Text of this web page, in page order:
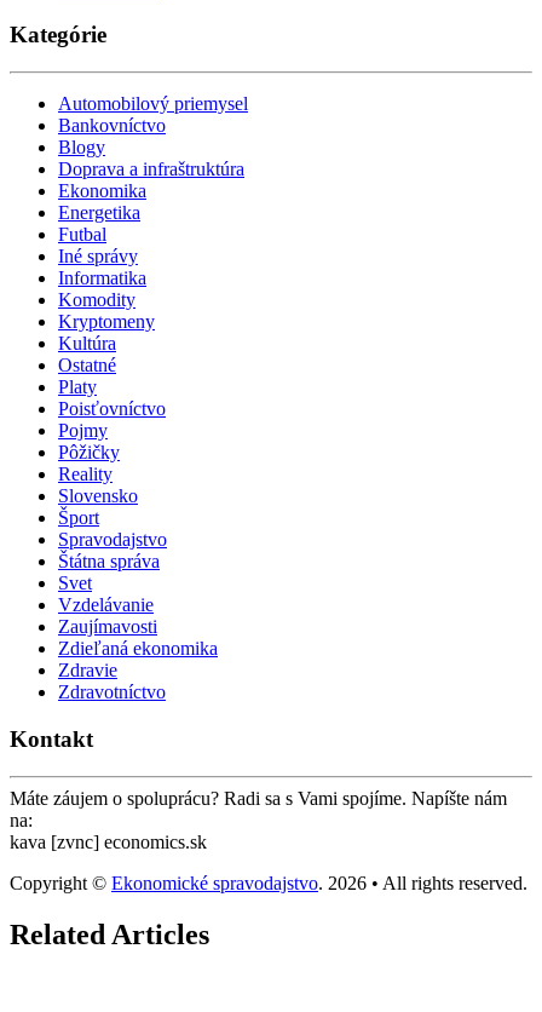
Kategórie
Automobilový priemysel
Bankovníctvo
Blogy
Doprava a infraštruktúra
Ekonomika
Energetika
Futbal
Iné správy
Informatika
Komodity
Kryptomeny
Kultúra
Ostatné
Platy
Poisťovníctvo
Pojmy
Pôžičky
Reality
Slovensko
Šport
Spravodajstvo
Štátna správa
Svet
Vzdelávanie
Zaujímavosti
Zdieľaná ekonomika
Zdravie
Zdravotníctvo
Kontakt
Máte záujem o spoluprácu? Radi sa s Vami spojíme. Napíšte nám
na:
kava [zvnc] economics.sk
Copyright © Ekonomické spravodajstvo. 2026 • All rights reserved.
Related Articles